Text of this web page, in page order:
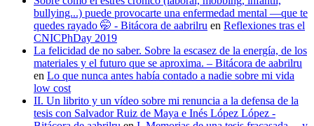
bullying...) puede provocarte una enfermedad mental —que te
quedes rayado 🤭 - Bitácora de aabrilru en Reflexiones tras el
CNICPhDay 2019
La felicidad de no saber. Sobre la escasez de la energía, de los
materiales y el futuro que se aproxima. – Bitácora de aabrilru
en Lo que nunca antes había contado a nadie sobre mi vida
low cost
II. Un librito y un vídeo sobre mi renuncia a la defensa de la
tesis con Salvador Ruiz de Maya e Inés López López -